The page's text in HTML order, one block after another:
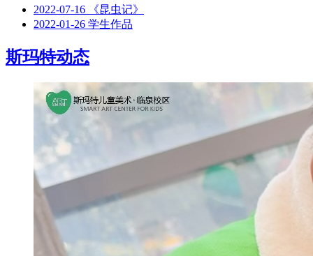
2022-07-16
《昆虫记》
2022-01-26 学生作品
斯玛特动态